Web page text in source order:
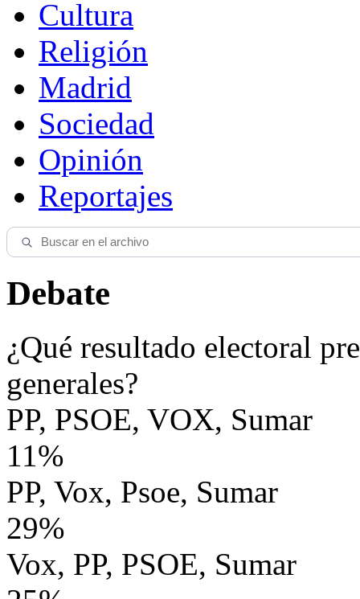
Cultura
Religión
Madrid
Sociedad
Opinión
Reportajes
Debate
¿Qué resultado electoral
generales?
PP, PSOE, VOX, Sumar
11%
PP, Vox, Psoe, Sumar
29%
Vox, PP, PSOE, Sumar